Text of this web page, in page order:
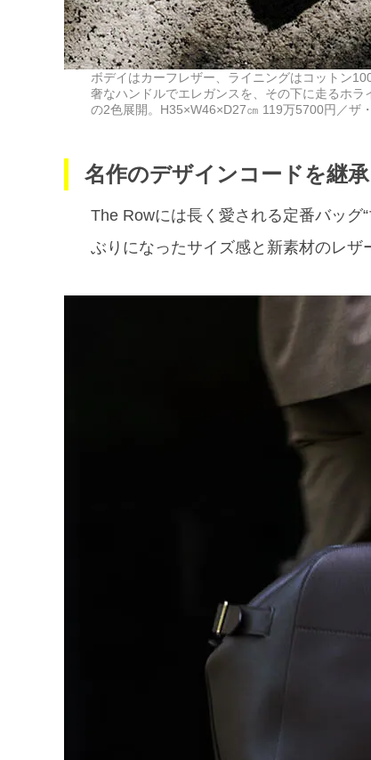
ボデイはカーフレザー、ライニングはコットン
奢なハンドルでエレガンスを、その下に走るホ
の2色展開。H35×W46×D27㎝ 119万5700円／ザ
名作のデザインコードを継
The Rowには長く愛される定番バッグ
ぶりになったサイズ感と新素材のレザ